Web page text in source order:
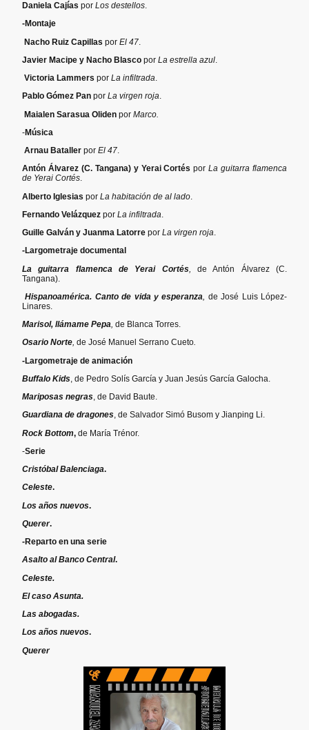
Daniela Cajías por Los destellos.
-Montaje
Nacho Ruiz Capillas por El 47
Javier Macipe y Nacho Blasco por La estrella azul
Victoria Lammers por La infiltrada.
Pablo Gómez Pan por La virgen roja.
Maialen Sarasua Oliden por Marco.
-Música
Arnau Bataller por El 47.
Antón Álvarez (C. Tangana) y Yerai Cortés porLa guitarra flamenca
de Yerai Cortés.
Alberto Iglesias por La habitación de al lado
Fernando Velázquez por La infiltrada
Guille Galván y Juanma Latorre por La virgen roja.
-Largometraje documental
La guitarra flamenca de Yerai Cortés,de Antón Álvarez (C.
Tangana).
Hispanoamérica. Canto de vida y esperanza
de José Luis López-
Linares.
Marisol, llámame Pepa, de Blanca Torres.
Osario Norte, de José Manuel Serrano Cueto.
-Largometraje de animación
Buffalo Kids , de Pedro Solís García y Juan Jesús García Galocha.
Mariposas negras, de David Baute.
Guardiana de dragones, de Salvador Simó Busom y Jianping Li.
Rock Bottom, de María Trénor.
-Serie
Cristóbal Balenciaga.
Celeste.
Los años nuevos.
Querer.
-Reparto en una serie
Asalto al Banco Central.
Celeste.
El caso Asunta.
Las abogadas.
Los años nuevos.
Querer